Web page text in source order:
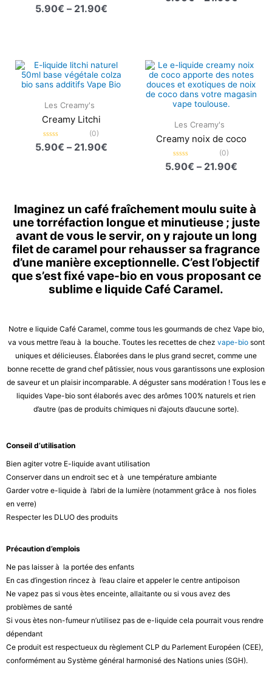
Note
0
5.90€ – 21.90€
0
Les Creamy's
Creamy Litchi
Note
0
(0)
5.90€ – 21.90€
de
prix :
5.90€
à
21.90€
Les Creamy's
Creamy noix de coco
Note
0
(0)
5.90€ – 21.90€
de
prix :
5.90€
à
Imaginez un café fraîchement moulu suite à
une torréfaction longue et minutieuse ; juste
avant de vous le servir, on y rajoute un long
filet de caramel pour rehausser sa fragrance
d’une manière exceptionnelle. C’est l’objectif
que s’est fixé vape-bio en vous proposant ce
sublime e liquide Café Caramel.
Notre e liquide Café Caramel, comme tous les gourmands de chez Vape bio,
va vous mettre l’eau à la bouche. Toutes les recettes de chez vape-biosont
uniques et délicieuses. Élaborées dans le plus grand secret, comme une
bonne recette de grand chef pâtissier, nous vous garantissons une explosion
de saveur et un plaisir incomparable. A déguster sans modération ! Tous les e
liquides Vape-bio sont élaborés avec des arômes 100% naturels et rien
d’autre (pas de produits chimiques ni d’ajouts d’aucune sorte).
Conseil d’utilisation
Bien agiter votre E-liquide avant utilisation
Conserver dans un endroit sec et à une température ambiante
Garder votre e-liquide à l’abri de la lumière (notamment grâce à nos fioles
en verre)
Respecter les DLUO des produits
Précaution d’emplois
Ne pas laisser à la portée des enfants
En cas d’ingestion rincez à l’eau claire et appeler le centre antipoison
Ne vapez pas si vous ètes enceinte, allaitante ou si vous avez des
problèmes de santé
Si vous ètes non-fumeur n’utilisez pas de e-liquide cela pourrait vous rendre
dépendant
Ce produit est respectueux du règlement CLP du Parlement Européen (CEE),
conformément au Système général harmonisé des Nations unies (SGH).